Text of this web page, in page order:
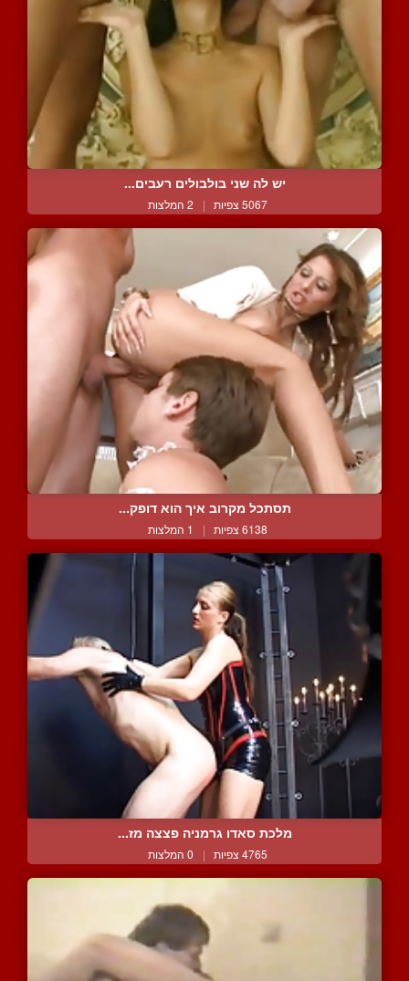
יש לה שני בולבולים רעבים...
5067 צפיות | 2 המלצות
תסתכל מקרוב איך הוא דופק...
6138 צפיות | 1 המלצות
מלכת סאדו גרמניה פצצה מז...
4765 צפיות | 0 המלצות